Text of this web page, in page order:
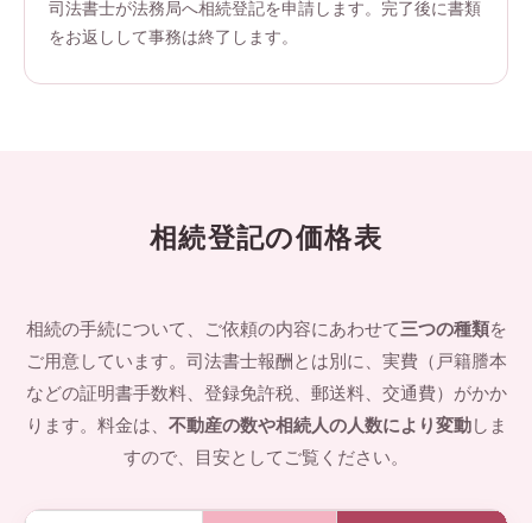
司法書士が法務局へ相続登記を申請します。完了後に書類
をお返しして事務は終了します。
相続登記の価格表
相続の手続について、ご依頼の内容にあわせて三つの種類を
ご用意しています。司法書士報酬とは別に、実費（戸籍謄本
などの証明書手数料、登録免許税、郵送料、交通費）がかか
ります。料金は、 不動産の数や相続人の人数により変動しま
すので、目安としてご覧ください。